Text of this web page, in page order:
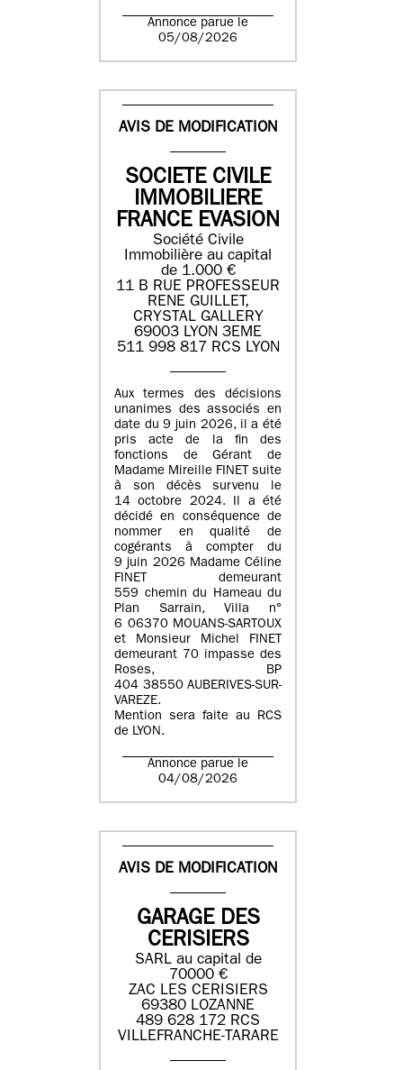
Annonce parue le
05/08/2026
AVIS DE MODIFICATION
SOCIETE CIVILE
IMMOBILIERE
FRANCE EVASION
Société Civile
Immobilière au capital
de 1.000 €
11 B RUE PROFESSEUR
RENE GUILLET,
CRYSTAL GALLERY
69003 LYON 3EME
511 998 817 RCS LYON
Aux termes des décisions
unanimes des associés en
date du 9 juin 2026, il a été
pris acte de la fin des
fonctions de Gérant de
Madame Mireille FINET suite
à son décès survenu le
14 octobre 2024. Il a été
décidé en conséquence de
nommer en qualité de
cogérants à compter du
9 juin 2026 Madame Céline
FINET demeurant
559 chemin du Hameau du
Plan Sarrain, Villa n°
6 06370 MOUANS-SARTOUX
et Monsieur Michel FINET
demeurant 70 impasse des
Roses, BP
404 38550 AUBERIVES-SUR-
VAREZE.
Mention sera faite au RCS
de LYON.
Annonce parue le
04/08/2026
AVIS DE MODIFICATION
GARAGE DES
CERISIERS
SARL au capital de
70000 €
ZAC LES CERISIERS
69380 LOZANNE
489 628 172 RCS
VILLEFRANCHE-TARARE